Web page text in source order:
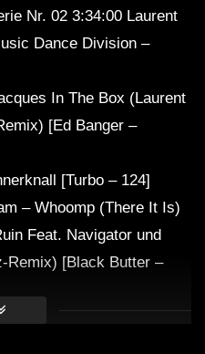
Nr. 02 3:34:00 Laurent
Dance Division –
In The Box (Laurent
[Ed Banger –
[Turbo – 124]
– Whoomp (There It Is)
Feat. Navigator und
Remix) [Black Butter –
– BLKBTR34]